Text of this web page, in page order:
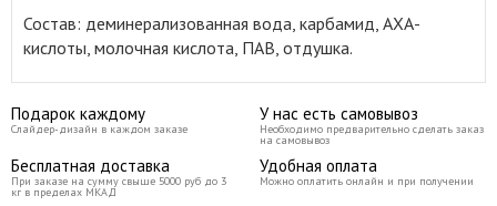
Состав: деминерализованная вода, карбамид, АХА-
кислоты, молочная кислота, ПАВ, отдушка.
Подарок каждому
Слайдер-дизайн в каждом заказе
У нас есть самовывоз
Необходимо предварительно сделать заказ
на самовывоз
Бесплатная доставка
При заказе на сумму свыше 5000 руб до 3
кг в пределах МКАД
Удобная оплата
Можно оплатить онлайн и при получении